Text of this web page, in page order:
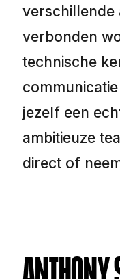
verschillende
verbonden
technische
jezelf een
ambitieuze
direct of